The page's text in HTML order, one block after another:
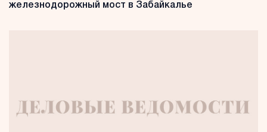
железнодорожный мост в Забайкалье